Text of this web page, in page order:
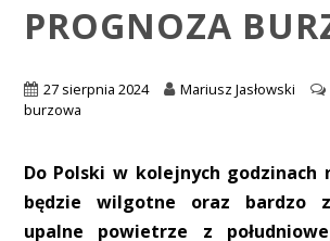
PROGNOZA
27 sierpnia 2024 Mariusz Jasłowski
burzowa
Do Polski w kolejnych godzinach
będzie wilgotne oraz bardzo
upalne powietrze z